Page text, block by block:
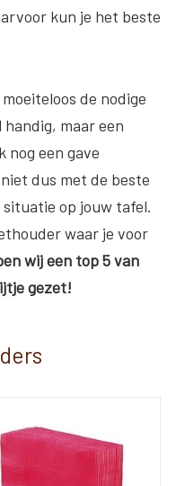
kun je het beste
de nodige
maar een
nog een gave
dus met de beste
op jouw tafel.
waar je voor
wij een top 5 van
gezet!